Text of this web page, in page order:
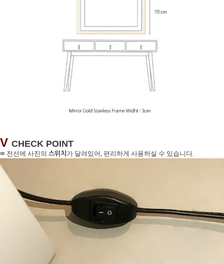
V CHECK POINT
≡ 전선에 사진의 스위치 가 달려있어, 편리하게 사용하실 수 있습니다.